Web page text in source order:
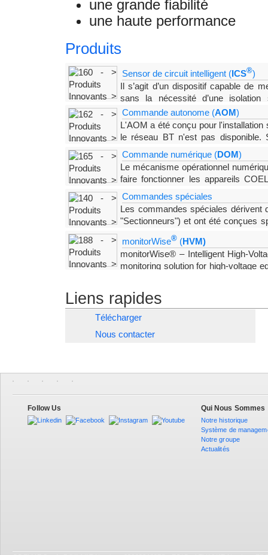
une grande fiabilité
une haute performance
Produits
Sensor de circuit intelligent (ICS®)
Il s’agit d’un dispositif capable de
sans la nécessité d’une
principaux sont : Trois capteurs (un par phase),
Commande autonome (AOM)
L'AOM a été conçu pour
le réseau BT n'est pas disponible.
d'alimentation, comprenant
Commande numérique (DOM)
Le mécanisme opérationnel
faire fonctionner les appareils
numérique avec d'autres parties du système
Commandes spéciales
Les commandes spéciales
"Sectionneurs") et ont été conçues
particuliers des clients, souvent en collaboration
monitorWise® (HVM)
monitorWise® – Intelligent High-
monitoring solution for high-voltage
detection
Liens rapides
Télécharger
Nous contacter
Follow Us Qui Nous Sommes
Notre historique
Système de
Notre groupe
Actualités